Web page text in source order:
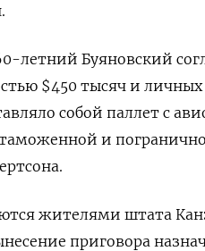
Буяновский
$450 тысяч и личных
собой паллет с
таможенной и
жителями штата
приговора